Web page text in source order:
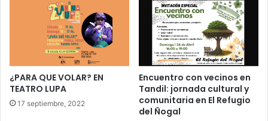
¿PARA QUE VOLAR? EN
TEATRO LUPA
17 septiembre, 2022
Encuentro con vecinos en
Tandil: jornada cultural y
comunitaria en El Refugio
del Ñogal